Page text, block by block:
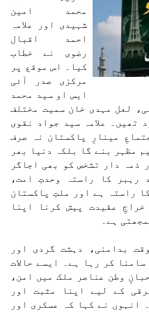
محمد امین
شہیدی اور علامہ
احمد اقبال
رضوی نے خطاب
کیا۔ اس موقع پر
مرکزی صدر آئی
ایس او سید محمد
لعل مہدی خان سمیت مختلف
تھیں۔ علامہ سید جواد نقوی
مینارِ پاکستان نہ صرف
مظہر بنے گا بلکہ دنیا بھر
ذمہ دار تشخص کو بھی اجاگر
رہبر کا راستہ وحدتِ امت،
راستہ ہے اور ملتِ پاکستان
عقیدت پیش کرنا اپنا
ہے۔
بدامنی، دہشت گردی اور
کر رہا ہے۔ ایسے حالات
وطن عناصر ملک میں امن،
کے لیے اپنا مثبت اور
انہوں نے کہا کہ عسکری اور